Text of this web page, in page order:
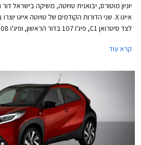
יוניון מוטורס, יבואנית טויוטה, משיקה בישראל
והדור החדש של טויוטה אייגו מיוצר עבור טויוטה
יגיעו ארצה ויסופקו בהמשך.
קרא עוד